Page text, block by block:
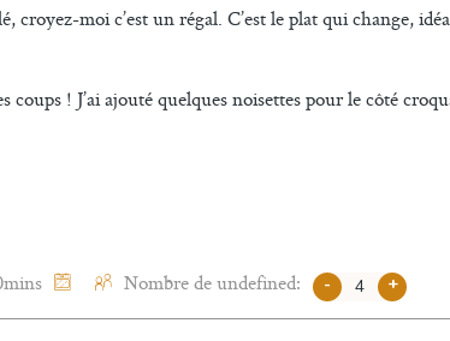
moi c’est un régal. C’est le plat qui change,
! J’ai ajouté quelques noisettes pour le côté
Nombre de undefined: - +